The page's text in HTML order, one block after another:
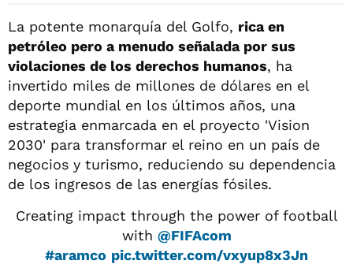
La potente monarquía del Golfo, rica en
petróleo pero a menudo señalada por sus
violaciones de los derechos humanos, ha
invertido miles de millones de dólares en el
deporte mundial en los últimos años, una
estrategia enmarcada en el proyecto 'Vision
2030' para transformar el reino en un país de
negocios y turismo, reduciendo su dependencia
de los ingresos de las energías fósiles.
Creating impact through the power of football
with @FIFAcom
#aramco pic.twitter.com/vxyup8x3Jn